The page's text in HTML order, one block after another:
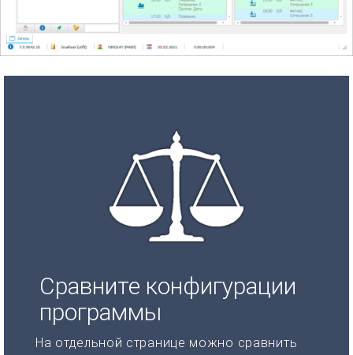
Сравните конфигурации
программы
На отдельной странице можно сравнить